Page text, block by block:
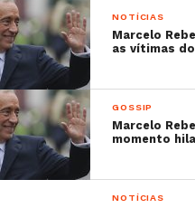
NOTÍCIAS
Marcelo
as vítimas
GOSSIP
Marcelo
momento
NOTÍCIAS